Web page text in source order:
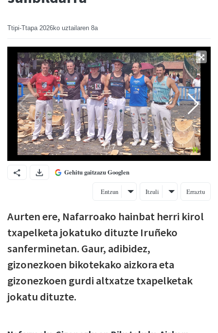
Ttipi-Ttapa 2026ko uztailaren 8a
Gehitu gaitzazu Googlen
Entzun Itzuli Erraztu
Aurten ere, Nafarroako hainbat herri kirol
txapelketa jokatuko dituzte Iruñeko
sanferminetan. Gaur, adibidez,
gizonezkoen bikotekako aizkora eta
gizonezkoen gurdi altxatze txapelketak
jokatu dituzte.